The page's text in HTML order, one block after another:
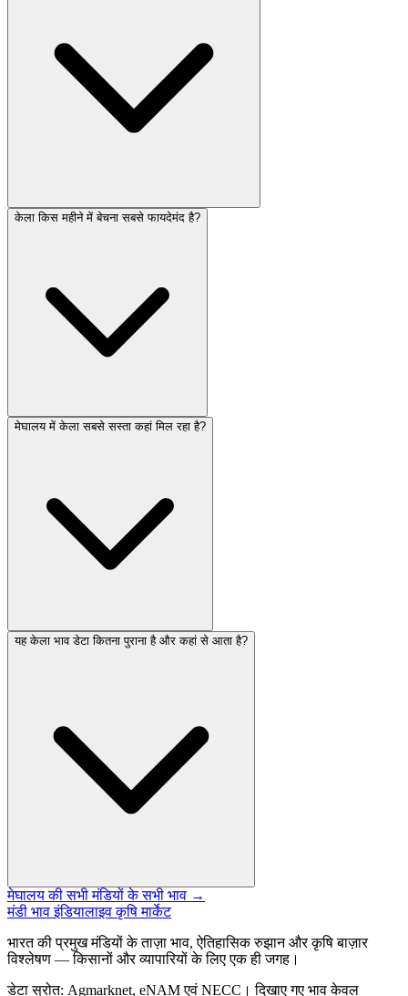
केला किस महीने में बेचना सबसे फायदेमंद है?
मेघालय में केला सबसे सस्ता कहां मिल रहा है?
यह केला भाव डेटा कितना पुराना है और कहां से आता है?
मेघालय की सभी मंडियों के सभी भाव →
मंडी भाव इंडियालाइव कृषि मार्केट
भारत की प्रमुख मंडियों के ताज़ा भाव, ऐतिहासिक रुझान और कृषि बाज़ार
विश्लेषण — किसानों और व्यापारियों के लिए एक ही जगह।
डेटा स्रोत: Agmarknet, eNAM एवं NECC। दिखाए गए भाव केवल